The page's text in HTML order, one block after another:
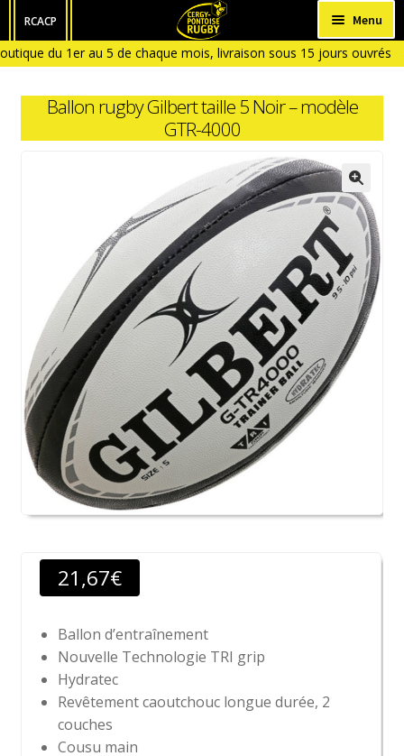
la
contenu
RCACP Menu
HOMME
ENFANT
BÉBÉ
ACCESSOIRES
du 1er au 5 de chaque mois, livraison sous 15 jours ouvrés à
fermée en Janvier et en Aout)
Ballon rugby Gilbert taille 5 Noir – modèle
GTR-4000
21,67€
Ballon d’entraînement
Nouvelle Technologie TRI grip
Hydratec
Revêtement caoutchouc longue durée, 2
couches
Cousu main